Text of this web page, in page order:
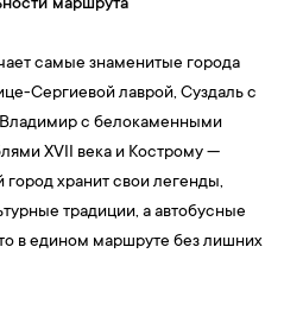
маршрута
самые знаменитые города
Сергиевой лаврой, Суздаль с
с белокаменными
XVII века и Кострому —
хранит свои легенды,
традиции, а автобусные
в едином маршруте без лишних